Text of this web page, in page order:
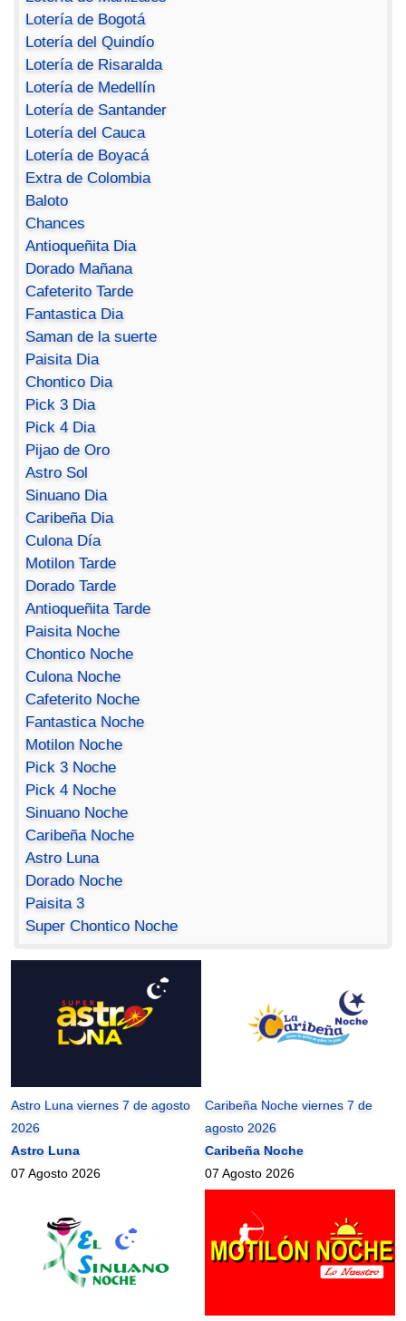
Lotería de Bogotá
Lotería del Quindío
Lotería de Risaralda
Lotería de Medellín
Lotería de Santander
Lotería del Cauca
Lotería de Boyacá
Extra de Colombia
Baloto
Chances
Antioqueñita Dia
Dorado Mañana
Cafeterito Tarde
Fantastica Dia
Saman de la suerte
Paisita Dia
Chontico Dia
Pick 3 Dia
Pick 4 Dia
Pijao de Oro
Astro Sol
Sinuano Dia
Caribeña Dia
Culona Día
Motilon Tarde
Dorado Tarde
Antioqueñita Tarde
Paisita Noche
Chontico Noche
Culona Noche
Cafeterito Noche
Fantastica Noche
Motilon Noche
Pick 3 Noche
Pick 4 Noche
Sinuano Noche
Caribeña Noche
Astro Luna
Dorado Noche
Paisita 3
Super Chontico Noche
Astro Luna viernes 7 de agosto
2026
Astro Luna
07 Agosto 2026
Caribeña Noche viernes 7 de
agosto 2026
Caribeña Noche
07 Agosto 2026